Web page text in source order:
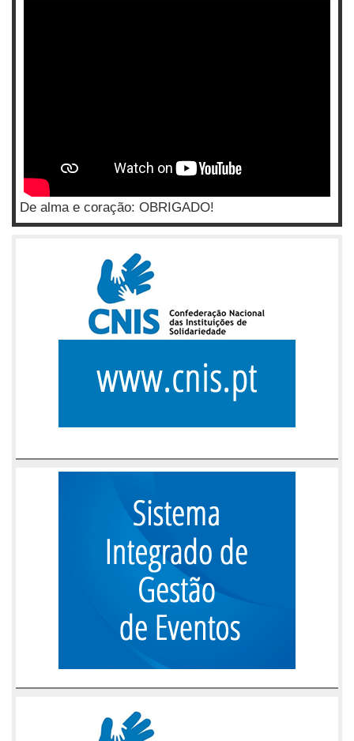
De alma e coração: OBRIGADO!